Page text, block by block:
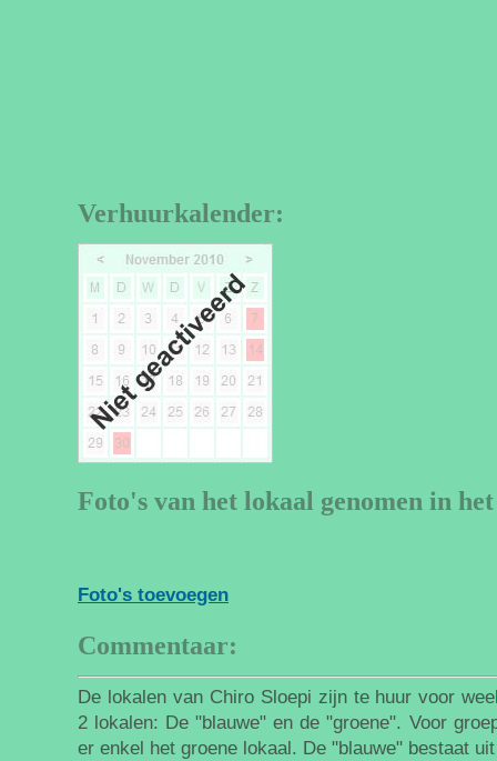
Verhuurkalender:
Foto's van het lokaal genomen in
Foto's toevoegen
Commentaar:
De lokalen van Chiro Sloepi zijn te huur voor
2 lokalen: De "blauwe" en de "groene". Voor
er enkel het groene lokaal. De "blauwe" bestaat